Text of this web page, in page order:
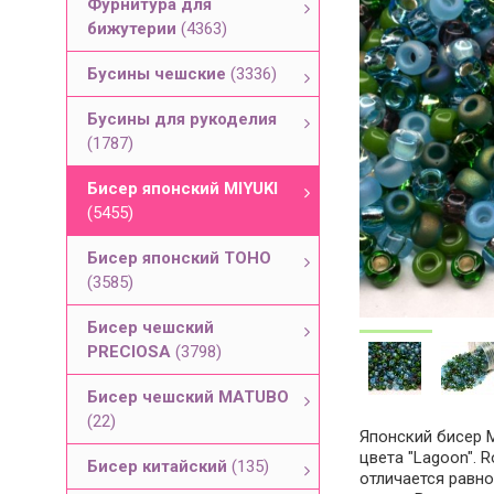
Фурнитура для
бижутерии (4363)
Бусины чешские (3336)
Бусины для рукоделия
(1787)
Бисер японский MIYUKI
(5455)
Бисер японский TOHO
(3585)
Бисер чешский
PRECIOSA (3798)
Бисер чешский MATUBO
(22)
Бисер китайский (135)
Японский бисер
цвета "Lagoon".
отличается